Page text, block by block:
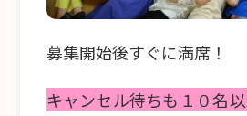
募集開始後すぐに満席！
キャンセル待ちも１０名